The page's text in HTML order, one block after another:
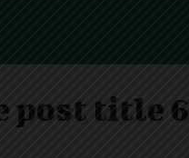
post title 6